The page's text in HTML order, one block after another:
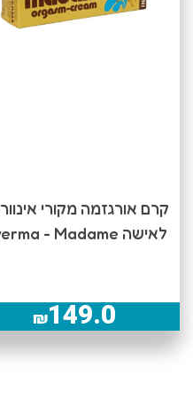
קרם אורגזמה מקורי
לאישה Inverma - Madame
₪149.0